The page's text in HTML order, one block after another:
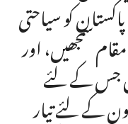
کو سیاحتی
سمجھیں، اور
جس کے لئے
کے لئے تیار